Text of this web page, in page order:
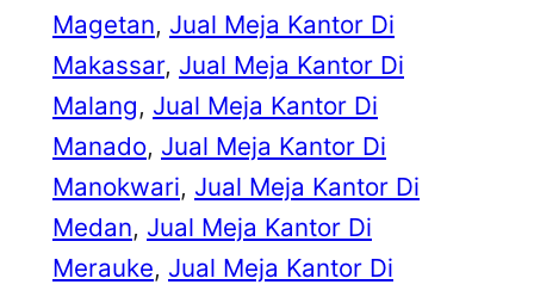
Magetan, Jual Meja Kantor Di
Makassar, Jual Meja Kantor Di
Malang, Jual Meja Kantor Di
Manado, Jual Meja Kantor Di
Manokwari, Jual Meja Kantor Di
Medan, Jual Meja Kantor Di
Merauke, Jual Meja Kantor Di